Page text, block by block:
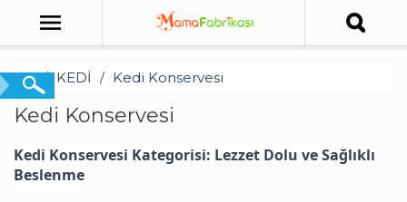
KEDİ Kedi Konservesi
Kedi Konservesi
Kedi Konservesi Kategorisi: Lezzet Dolu ve Sağlıklı
Beslenme